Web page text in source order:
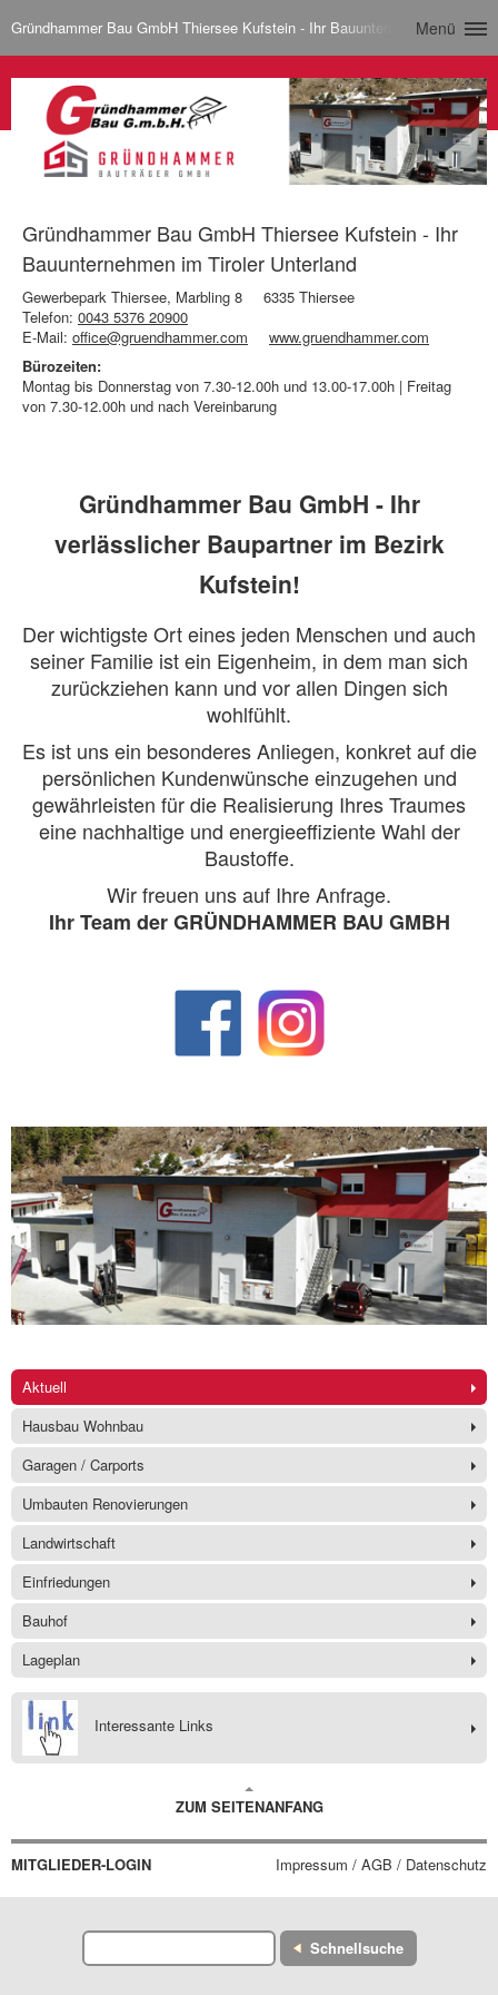
Gründhammer Bau GmbH Thiersee Kufstein - Ihr Bauunternehmen im
Menü
Gründhammer Bau GmbH Thiersee Kufstein - Ihr
Bauunternehmen im Tiroler Unterland
Gewerbepark Thiersee, Marbling 8
6335 Thiersee
Telefon: 0043 5376 20900
E-Mail: office@gruendhammer.com
www.gruendhammer.com
Bürozeiten:
Montag bis Donnerstag von 7.30-12.00h und 13.00-17.00h | Freitag
von 7.30-12.00h und nach Vereinbarung
Gründhammer Bau GmbH - Ihr
verlässlicher Baupartner im Bezirk
Kufstein!
Der wichtigste Ort eines jeden Menschen und auch
seiner Familie ist ein Eigenheim, in dem man sich
zurückziehen kann und vor allen Dingen sich
wohlfühlt.
Es ist uns ein besonderes Anliegen, konkret auf die
persönlichen Kundenwünsche einzugehen und
gewährleisten für die Realisierung Ihres Traumes
eine nachhaltige und energieeffiziente Wahl der
Baustoffe.
Wir freuen uns auf Ihre Anfrage.
Ihr Team der GRÜNDHAMMER BAU GMBH
Aktuell
Hausbau Wohnbau
Garagen / Carports
Umbauten Renovierungen
Landwirtschaft
Einfriedungen
Bauhof
Lageplan
Interessante Links
ZUM SEITENANFANG
MITGLIEDER-LOGIN Impressum / AGB / Datenschutz
Schnellsuche